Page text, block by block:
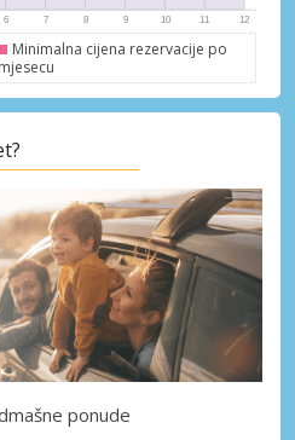
ponudama naših
putem eLinka
Minimalna cijena rezervacije po
mjesecu
ponude